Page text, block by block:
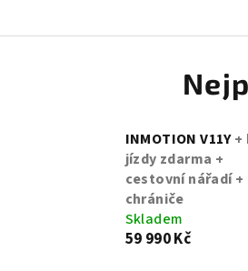
INMOTION V11Y+
jízdy zdarma +
cestovní nářadí +
chrániče
Skladem
59 990 Kč